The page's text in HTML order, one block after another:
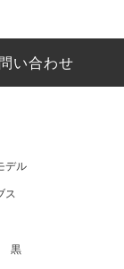
い合わせ
デル
ス
黒